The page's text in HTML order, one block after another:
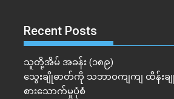
Recent Posts
သူတို့အိမ် အခန်း (၁၈၉)
သွေးချိုဓာတ်ကို သဘာဝကျကျ ထိန်းခ
စားသောက်မှုပုံစံ